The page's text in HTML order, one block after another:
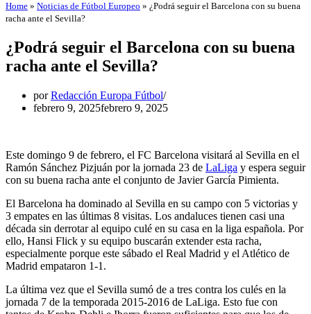
Home » Noticias de Fútbol Europeo » ¿Podrá seguir el Barcelona con su buena
racha ante el Sevilla?
¿Podrá seguir el Barcelona con su buena
racha ante el Sevilla?
porRedacción Europa Fútbol
febrero 9, 2025febrero 9, 2025
Este domingo 9 de febrero, el FC Barcelona visitará al Sevilla en el
Ramón Sánchez Pizjuán por la jornada 23 de LaLiga y espera seguir
con su buena racha ante el conjunto de Javier García Pimienta.
El Barcelona ha dominado al Sevilla en su campo con 5 victorias y
3 empates en las últimas 8 visitas. Los andaluces tienen casi una
década sin derrotar al equipo culé en su casa en la liga española. Por
ello, Hansi Flick y su equipo buscarán extender esta racha,
especialmente porque este sábado el Real Madrid y el Atlético de
Madrid empataron 1-1.
La última vez que el Sevilla sumó de a tres contra los culés en la
jornada 7 de la temporada 2015-2016 de LaLiga. Esto fue con